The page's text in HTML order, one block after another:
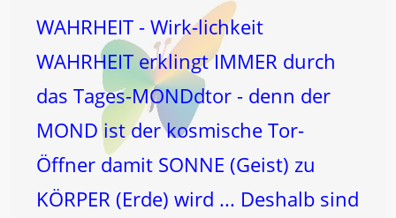
WAHRHEIT - Wirk-lichkeit
WAHRHEIT erklingt IMMER durch
das Tages-MONDdtor - denn der
MOND ist der kosmische Tor-
Öffner damit SONNE (Geist) zu
KÖRPER (Erde) wird ... Deshalb sind